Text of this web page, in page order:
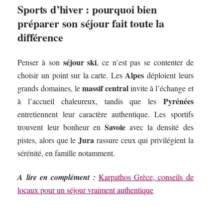
Sports d’hiver : pourquoi bien
préparer son séjour fait toute la
différence
Penser à son séjour ski, ce n’est pas se contenter de
choisir un point sur la carte. Les Alpes déploient leurs
grands domaines, lemassif centralinvite à l’échange et
à l’accueil chaleureux, tandis que les Pyrénées
entretiennent leur caractère authentique. Les sportifs
trouvent leur bonheur en Savoie avec la densité des
pistes, alors que leJura rassure ceux qui privilégient la
sérénité, en famille notamment.
A lire en complément : Karpathos Grèce, conseils de
locaux pour un séjour vraiment authentique